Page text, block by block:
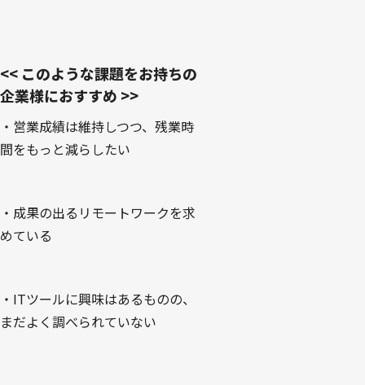
<< このような課題をお持ちの
企業様におすすめ >>
・営業成績は維持しつつ、残業時
間をもっと減らしたい
・成果の出るリモートワークを求
めている
・ITツールに興味はあるものの、
まだよく調べられていない